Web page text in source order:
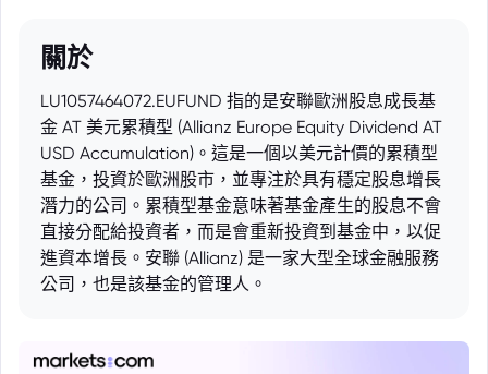
關於
LU1057464072.EUFUND 指的是安聯歐洲股息成長基
金 AT 美元累積型 (Allianz Europe Equity Dividend AT
USD Accumulation)。這是一個以美元計價的累積型
基金，投資於歐洲股市，並專注於具有穩定股息增長
潛力的公司。累積型基金意味著基金產生的股息不會
直接分配給投資者，而是會重新投資到基金中，以促
進資本增長。安聯 (Allianz) 是一家大型全球金融服務
公司，也是該基金的管理人。